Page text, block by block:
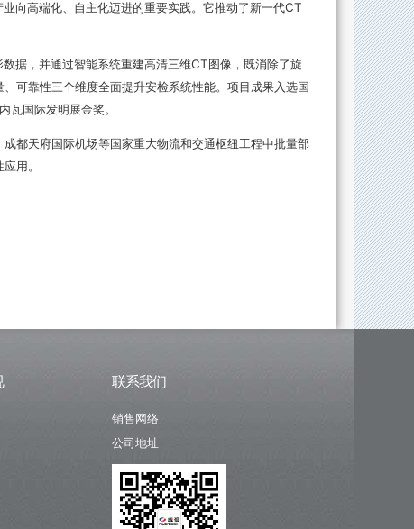
向高端化、自主化迈进的重要实践。它推动了新一代CT
据，并通过智能系统重建高清三维CT图像，既消除了旋
可靠性三个维度全面提升安检系统性能。项目成果入选国
瓦国际发明展金奖。
都天府国际机场等国家重大物流和交通枢纽工程中批量部
用。
联系我们
销售网络
公司地址